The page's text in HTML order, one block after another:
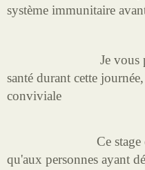
système immunitaire
Je vous
santé durant cette
conviviale
Ce stage est
qu'aux personnes ayant